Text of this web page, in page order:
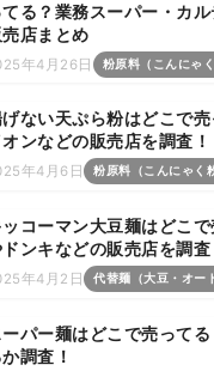
てる？業務スーパー・カ
売店まとめ
年4月26日 粉原料（こんにゃ
ない天ぷら粉はどこで
オンなどの販売店を調査！
年4月6日 粉原料（こんにゃく
ッコーマン大豆麺はどこ
ンキなどの販売店を調査
年4月2日 代替麺（大豆・オー
ーパー麺はどこで売って
調査！